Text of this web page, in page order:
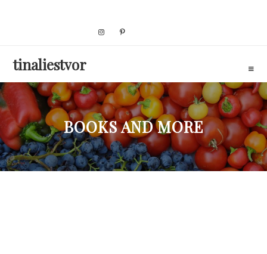
tinaliestvor
BOOKS AND MORE